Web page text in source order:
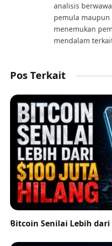
analisis
pemula
menemukan
mendalam
Pos Terkait
Bitcoin Senilai Lebih dari